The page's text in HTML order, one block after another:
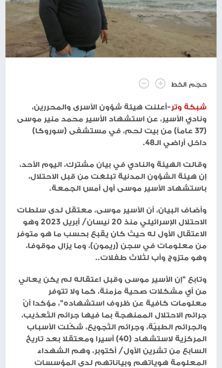
حجم الخط
شبكة وتر-أعلنت هيئة شؤون الأسرى والمحررين،
ونادي الأسير، عن استشهاد الأسير محمد منير موسى
(37 عاماً) من بيت لحم، في مستشفى (سوروكا)
داخل أراضي الـ48.
وقالت الهيئة والنادي في بيان مشترك، اليوم الأحد،
إن هيئة الشؤون المدنية تبلغت من قبل الاحتلال،
باستشهاد الأسير موسى أول أمس الجمعة.
وأضاف البيان، أن الأسير موسى، معتقل لدى سلطات
الاحتلال الإسرائيلي منذ 20 نيسان/ أبريل 2023 وهو
الاعتقال الأول له حيث كان يقبع بحسب ما هو متوفر
من معلومات في سجن (ريمون)، وما يزال موقوفا،
وهو متزوج وأب لثلاث طفلات..
وتابع "إن الأسير موسى وقبل اعتقاله لم يكن يعاني
من أي مشكلات صحية مزمنة، كما ولا تتوفر
معلومات كافية عن ظروف استشهاده"، مؤكدا أنّ
جرائم الاحتلال الممنهجة بما فيها جرائم التّعذيب،
والجرائم الطبيّة، وجرائم التّجويع، شكّلت الأسباب
المركزية لاستشهاد (40) أسيرا ومعتقلا بعد تاريخ
السابع من تشرين الأول/ أكتوبر، وهم الشهداء
المعلومة هوياتهم وبياناتهم لدى المؤسسات